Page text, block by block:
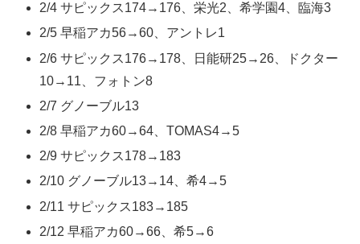
2/4 サピックス174→176、栄光2、希学園4、臨海3
2/5 早稲アカ56→60、アントレ1
2/6 サピックス176→178、日能研25→26、ドクター
10→11、フォトン8
2/7 グノーブル13
2/8 早稲アカ60→64、TOMAS4→5
2/9 サピックス178→183
2/10 グノーブル13→14、希4→5
2/11 サピックス183→185
2/12 早稲アカ60→66、希5→6